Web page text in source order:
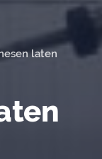
laten